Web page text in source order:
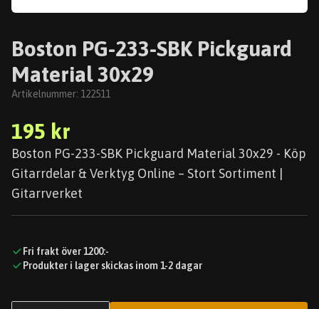
Boston PG-233-SBK Pickguard
Material 30x29
Artikelnummer: 122511
195 kr
Boston PG-233-SBK Pickguard Material 30x29 - Köp
Gitarrdelar & Verktyg Online – Stort Sortiment |
Gitarrverket
Fri frakt över 1200:-
Produkter i lager skickas inom 1-2 dagar